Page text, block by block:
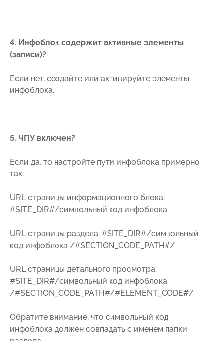
4. Инфоблок содержит активные элементы
(записи)?
Если нет, создайте или активируйте элементы
инфоблока.
5. ЧПУ включен?
Если да, то настройте пути инфоблока примерно
так:
URL страницы информационного блока:
#SITE_DIR#/символьный код инфоблока
URL страницы раздела: #SITE_DIR#/символьный
код инфоблока /#SECTION_CODE_PATH#/
URL страницы детального просмотра:
#SITE_DIR#/символьный код инфоблока
/#SECTION_CODE_PATH#/#ELEMENT_CODE#/
Обратите внимание, что символьный код
инфоблока должен совпадать с именем папки